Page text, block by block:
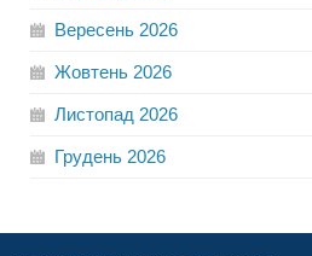
Вересень 2026
Жовтень 2026
Листопад 2026
Грудень 2026